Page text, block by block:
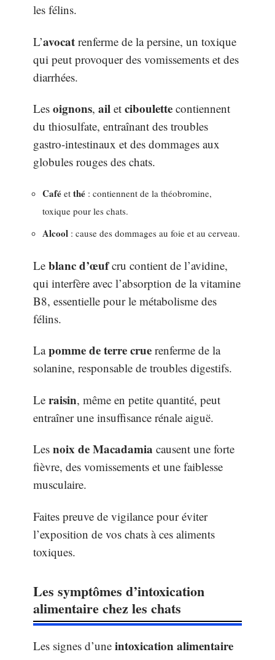
les félins.
L’avocat renferme de la persine, un toxique
qui peut provoquer des vomissements et des
diarrhées.
Les oignons, ail et ciboulette contiennent
du thiosulfate, entraînant des troubles
gastro-intestinaux et des dommages aux
globules rouges des chats.
Café et thé : contiennent de la théobromine,
toxique pour les chats.
Alcool : cause des dommages au foie et au cerveau.
Le blanc d’œufcru contient de l’avidine,
qui interfère avec l’absorption de la vitamine
B8, essentielle pour le métabolisme des
félins.
Lapomme de terre crue renferme de la
solanine, responsable de troubles digestifs.
Le raisin, même en petite quantité, peut
entraîner une insuffisance rénale aiguë.
Les noix de Macadamia causent une forte
fièvre, des vomissements et une faiblesse
musculaire.
Faites preuve de vigilance pour éviter
l’exposition de vos chats à ces aliments
toxiques.
Les symptômes d’intoxication
alimentaire chez les chats
Les signes d’une intoxication alimentaire